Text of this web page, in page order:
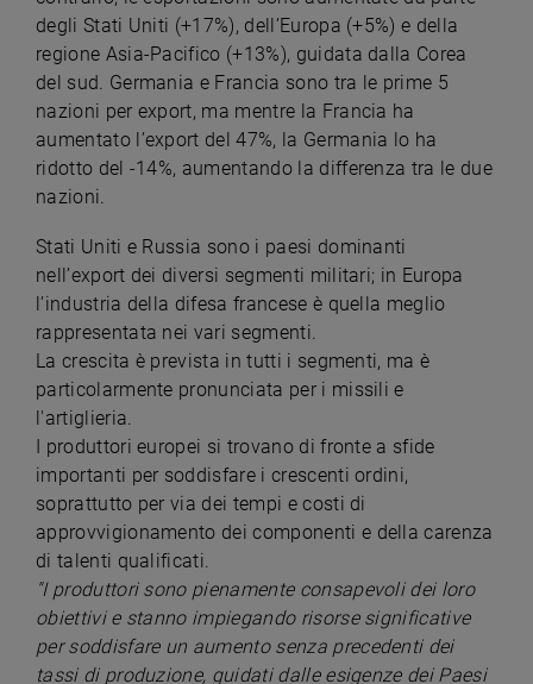
degli Stati Uniti (+17%), dell’Europa (+5%) e della
regione Asia-Pacifico (+13%), guidata dalla Corea
del sud. Germania e Francia sono tra le prime 5
nazioni per export, ma mentre la Francia ha
aumentato l’export del 47%, la Germania lo ha
ridotto del -14%, aumentando la differenza tra le due
nazioni.
Stati Uniti e Russia sono i paesi dominanti
nell’export dei diversi segmenti militari; in Europa
l’industria della difesa francese è quella meglio
rappresentata nei vari segmenti.
La crescita è prevista in tutti i segmenti, ma è
particolarmente pronunciata per i missili e
l'artiglieria.
I produttori europei si trovano di fronte a sfide
importanti per soddisfare i crescenti ordini,
soprattutto per via dei tempi e costi di
approvvigionamento dei componenti e della carenza
di talenti qualificati.
"I produttori sono pienamente consapevoli dei loro
obiettivi e stanno impiegando risorse significative
per soddisfare un aumento senza precedenti dei
tassi di produzione, guidati dalle esigenze dei Paesi